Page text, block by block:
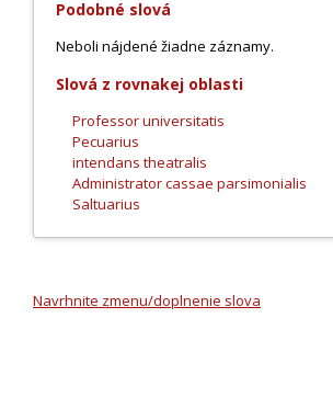
Podobné slová
Neboli nájdené žiadne záznamy.
Slová z rovnakej oblasti
Professor universitatis
Pecuarius
intendans theatralis
Administrator cassae parsimonialis
Saltuarius
Navrhnite zmenu/doplnenie slova